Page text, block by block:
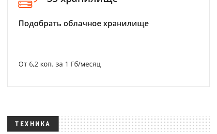
Подобрать облачное хранилище
От 6,2 коп. за 1 Гб/месяц
ТЕХНИКА